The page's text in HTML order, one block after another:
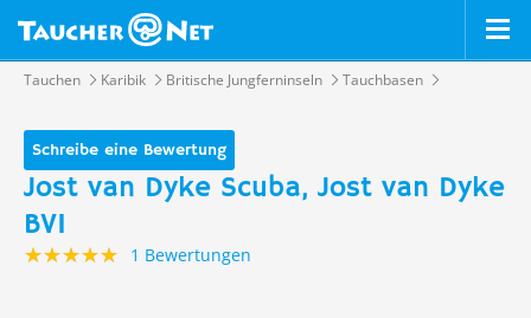
Tauchen Karibik Britische Jungferninseln Tauchbasen
Schreibe eine Bewertung
Jost van Dyke Scuba, Jost van Dyke
BVI
1 Bewertungen